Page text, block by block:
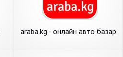
araba.kg - онлайн авто базар